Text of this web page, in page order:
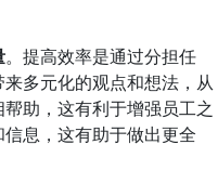
。提高效率是通过分担任
多元化的观点和想法，从
助，这有利于增强员工之
息，这有助于做出更全